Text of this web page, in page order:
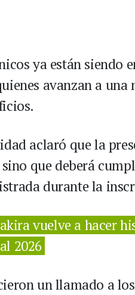
ya están siendo
avanzan a
aclaró que la
que deberá
durante la
vuelve a hacer
2026
un llamado a